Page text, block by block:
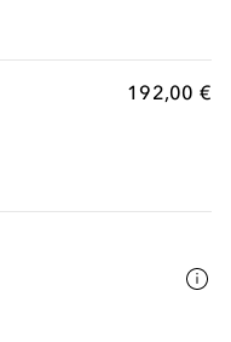
192,00 €